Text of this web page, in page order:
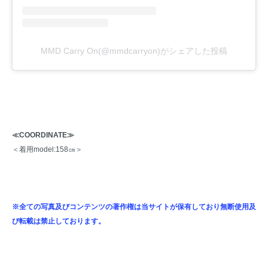
MMD Carry On(@mmdcarryon)がシェアした投稿
≪COORDINATE≫
＜着用model:158㎝＞
※全ての写真及びコンテンツの著作権は当サイトが保有しており無断使用及
び転載は禁止しております。